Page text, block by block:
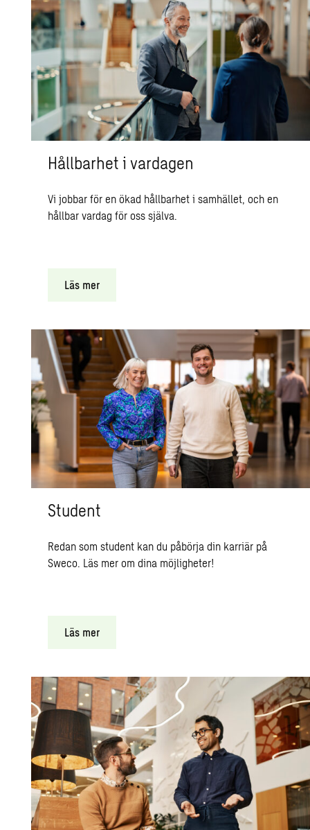
Hållbarhet i vardagen
Vi jobbar för en ökad hållbarhet i samhället, och en
hållbar vardag för oss själva.
Läs mer
Student
Redan som student kan du påbörja din karriär på
Sweco. Läs mer om dina möjligheter!
Läs mer